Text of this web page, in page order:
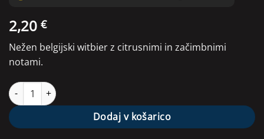
2,20 €
Nežen belgijski witbier z citrusnimi in začimbnimi
notami.
Blanche de Namur količina
Dodaj v košarico